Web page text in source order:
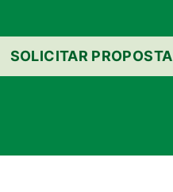
SOLICITAR PROPOSTA